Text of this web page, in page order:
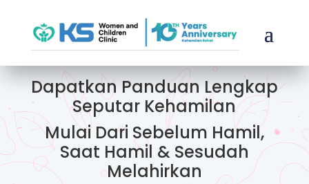
Dapatkan Panduan Lengkap
Seputar Kehamilan
Mulai Dari Sebelum Hamil,
Saat Hamil & Sesudah
Melahirkan